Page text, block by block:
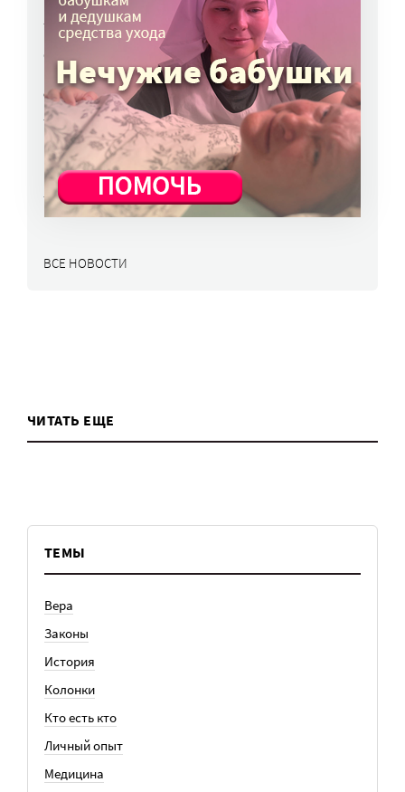
5 авг, 17:37
Спортсмен впервые переплыл Балтику
и собрал почти 17 млн рублей для
онкобольных
5 авг, 17:30
Пропавший в Приангарье 3 августа самолет
найден, оба летчика живы
5 авг, 15:48
ВСЕ НОВОСТИ
ЧИТАТЬ ЕЩЕ
ТЕМЫ
Вера
Законы
История
Колонки
Кто есть кто
Личный опыт
Медицина